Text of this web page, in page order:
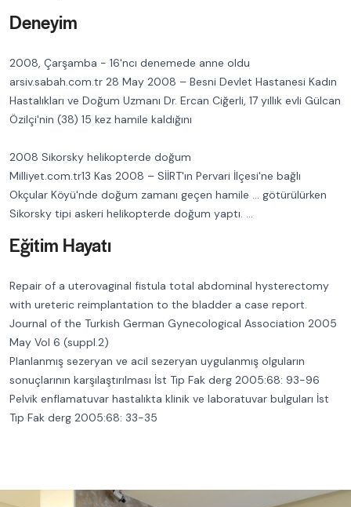
Deneyim
2008, Çarşamba - 16'ncı denemede anne oldu
arsiv.sabah.com.tr 28 May 2008 – Besni Devlet Hastanesi Kadın
Hastalıkları ve Doğum Uzmanı Dr. Ercan Ciğerli, 17 yıllık evli Gülcan
Özilçi'nin (38) 15 kez hamile kaldığını
2008 Sikorsky helikopterde doğum
Milliyet.com.tr13 Kas 2008 – SİİRT'ın Pervari İlçesi'ne bağlı
Okçular Köyü'nde doğum zamanı geçen hamile ... götürülürken
Sikorsky tipi askeri helikopterde doğum yaptı. ...
Eğitim Hayatı
Repair of a uterovaginal fistula total abdominal hysterectomy
with ureteric reimplantation to the bladder a case report.
Journal of the Turkish German Gynecological Association 2005
May Vol 6 (suppl.2)
Planlanmış sezeryan ve acil sezeryan uygulanmış olguların
sonuçlarının karşılaştırılması İst Tıp Fak derg 2005:68: 93-96
Pelvik enflamatuvar hastalıkta klinik ve laboratuvar bulguları İst
Tıp Fak derg 2005:68: 33-35